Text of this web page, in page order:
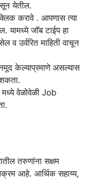
येतील.
करावे . आपणास त्या
यामध्ये जॉब टाईप हा
उर्वरित माहिती वाचून
केल्याप्रमाणे असल्यास
वेळोवेळी Job
तरुणांना सक्षम
आहे. आर्थिक सहाय्य,